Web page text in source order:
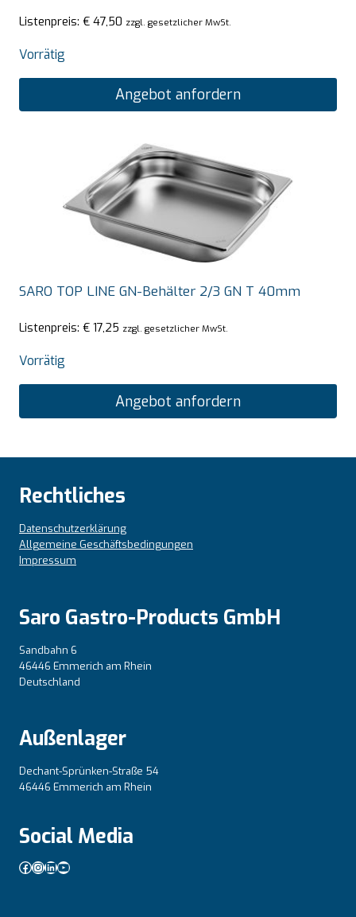
Listenpreis: € 47,50 zzgl. gesetzlicher MwSt.
Vorrätig
Angebot anfordern
SARO TOP LINE GN-Behälter 2/3 GN T 40mm
Listenpreis: € 17,25 zzgl. gesetzlicher MwSt.
Vorrätig
Angebot anfordern
Rechtliches
Datenschutzerklärung
Allgemeine Geschäftsbedingungen
Impressum
Saro Gastro-Products GmbH
Sandbahn 6
46446 Emmerich am Rhein
Deutschland
Außenlager
Dechant-Sprünken-Straße 54
46446 Emmerich am Rhein
Social Media
Facebook
Instagram
LinkedIn
YouTube